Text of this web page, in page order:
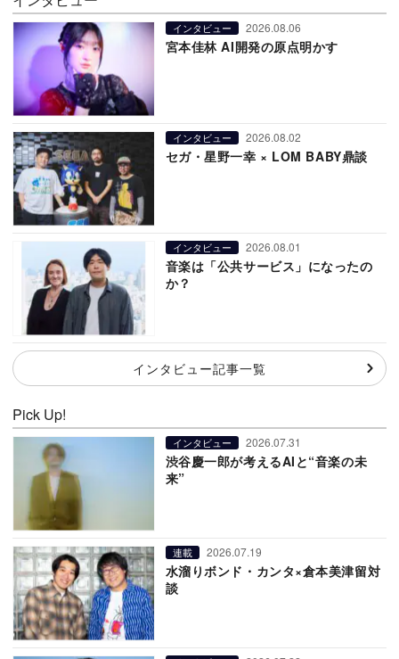
インタビュー 2026.08.06
宮本佳林 AI開発の原点明かす
インタビュー 2026.08.02
セガ・星野一幸 × LOM BABY鼎談
インタビュー 2026.08.01
音楽は「公共サービス」になったの
か？
インタビュー記事一覧
Pick Up!
インタビュー 2026.07.31
渋谷慶一郎が考えるAIと“音楽の未
来”
連載 2026.07.19
水溜りボンド・カンタ×倉本美津留対
談